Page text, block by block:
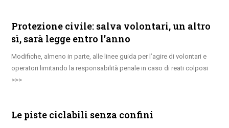
Protezione civile: salva volontari, un altro
sì, sarà legge entro l’anno
Modifiche, almeno in parte, alle linee guida per l’agire di volontari e
operatori limitando la responsabilità penale in caso di reati colposi
Le piste ciclabili senza confini